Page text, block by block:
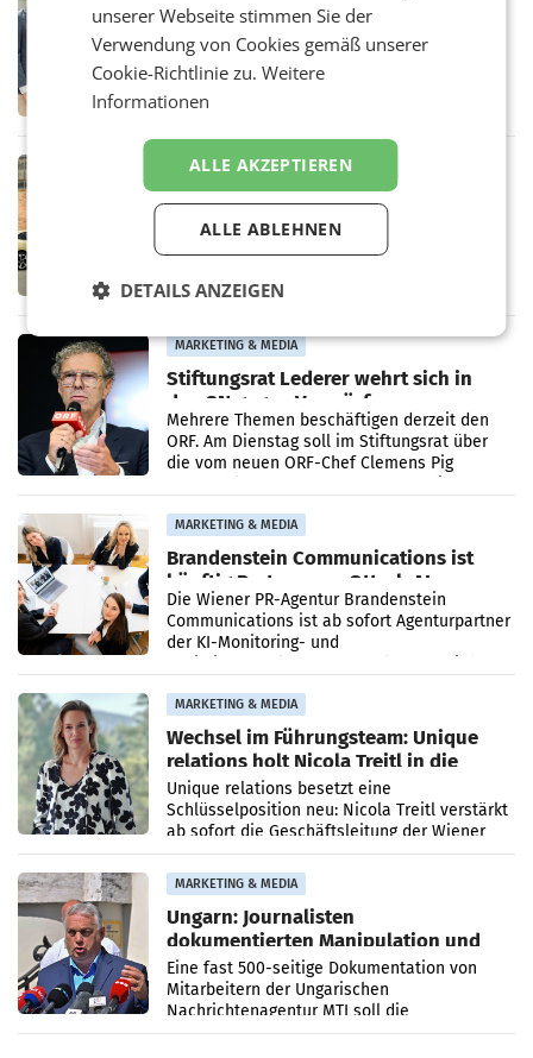
Alles bereit für den Wechsel: Jürgen
Albrecht setzt ab 1.1.2027 auf Adeg
WIENER NEUDORF. – Die geplante
Zusammenarbeit zwischen Adeg und dem
Vorarlberger Kaufmann Jürgen Albrecht ist
Bundeswettbewerbsbehörde und der
Bundeskartellanwalt
MOBILITY BUSINESS
Rekordergebnis im Juli: Leapmotor
verdoppelt Auslieferungen und
überschreitet die 100.000er-Marke
– Im Juli 2026 erreichte Leapmotor einen
101.267 Fahrzeuge aus, womit sich das
verdoppelte (+102
MARKETING & MEDIA
Stiftungsrat Lederer wehrt sich in
den SN gegen Vorwürfe
Mehrere Themen beschäftigen derzeit den
ORF. Am Dienstag soll im Stiftungsrat über
die vom neuen ORF-Chef Clemens Pig
MARKETING & MEDIA
Brandenstein Communications ist
künftig Partner von OtterlyAI
Die Wiener PR-Agentur Brandenstein
Communications ist ab sofort Agenturpartner
der KI-Monitoring- und
MARKETING & MEDIA
Wechsel im Führungsteam: Unique
relations holt Nicola Treitl in die
Geschäftsleitung
Unique relations besetzt eine
Schlüsselposition neu: Nicola Treitl verstärkt
ab sofort die Geschäftsleitung der Wiener
PR-Agentur an der Seite von Josef Kalina und
Anna Kalina-Mahr.
MARKETING & MEDIA
Ungarn: Journalisten
dokumentierten Manipulation und
Zensur
Eine fast 500-seitige Dokumentation von
Mitarbeitern der Ungarischen
Nachrichtenagentur MTI soll die
systematische Nachrichten-Manipulation und
unserer Webseite stimmen Sie der
Verwendung von Cookies gemäß unserer
Cookie-Richtlinie zu.Weitere
Informationen
ALLE AKZEPTIEREN
ALLE ABLEHNEN
DETAILS ANZEIGEN